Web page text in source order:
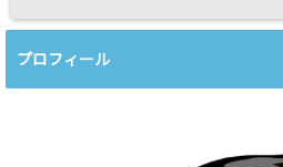
プロフィール